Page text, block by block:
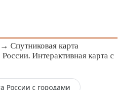
→ Спутниковая карта
Интерактивная карта с
России с городами